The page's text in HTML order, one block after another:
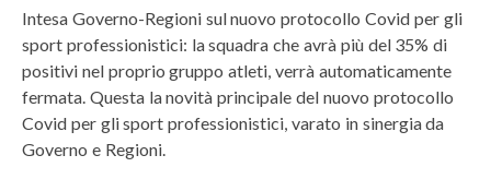
Intesa Governo-Regioni sul nuovo protocollo Covid per gli
sport professionistici: la squadra che avrà più del 35% di
positivi nel proprio gruppo atleti, verrà automaticamente
fermata. Questa la novità principale del nuovo protocollo
Covid per gli sport professionistici, varato in sinergia da
Governo e Regioni.